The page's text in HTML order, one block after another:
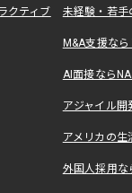
クティブ 未経験・若手
M&A支援な
AI面接なら
アジャイル
アメリカの
外国人採用